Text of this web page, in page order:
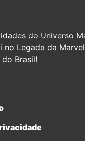
do Universo
no Legado da
Brasil!